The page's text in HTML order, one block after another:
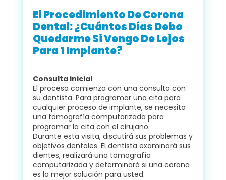
El Procedimiento De Corona
Dental: ¿cuántos Días Debo
Quedarme Si Vengo De Lejos
Para 1 Implante?
Consulta inicial
El proceso comienza con una consulta con
su dentista. Para programar una cita para
cualquier proceso de implante, se necesita
una tomografía computarizada para
programar la cita con el cirujano.
Durante esta visita, discutirá sus problemas y
objetivos dentales. El dentista examinará sus
dientes, realizará una tomografía
computarizada y determinará si una corona
es la mejor solución para usted.